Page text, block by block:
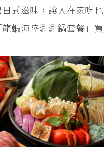
式滋味，讓人在家吃也
蝦海陸涮涮鍋套餐」買